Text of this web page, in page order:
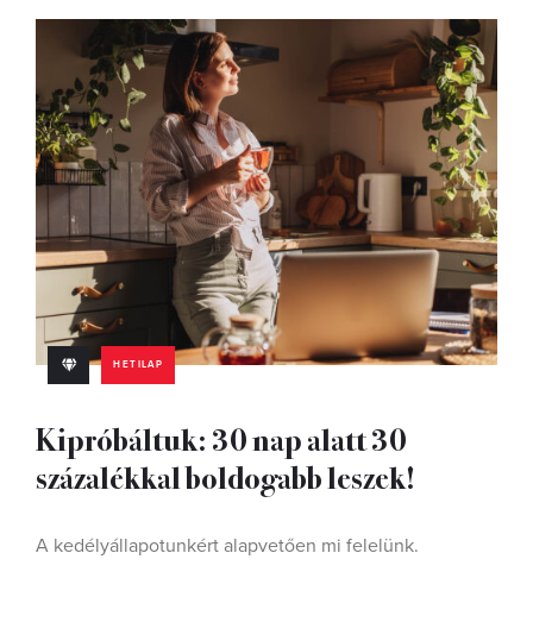
HETILAP
Kipróbáltuk: 30 nap alatt 30
százalékkal boldogabb leszek!
A kedélyállapotunkért alapvetően mi felelünk.